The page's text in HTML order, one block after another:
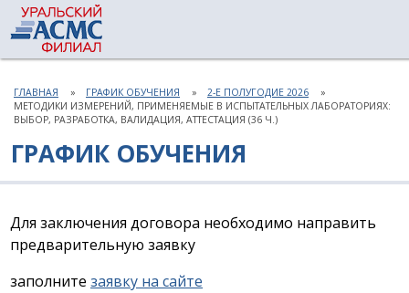
ГЛАВНАЯ ГРАФИК ОБУЧЕНИЯ
2-Е ПОЛУГОДИЕ 2026
МЕТОДИКИ ИЗМЕРЕНИЙ, ПРИМЕНЯЕМЫЕ В ИСПЫТАТЕЛЬНЫХ ЛАБОРАТОРИЯХ:
ВЫБОР, РАЗРАБОТКА, ВАЛИДАЦИЯ, АТТЕСТАЦИЯ (36 Ч.)
ГРАФИК ОБУЧЕНИЯ
Для заключения договора необходимо направить
предварительную заявку
заполните заявку на сайте